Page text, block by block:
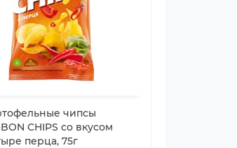
чипсы
CHIPS со вкусом
перца, 75г